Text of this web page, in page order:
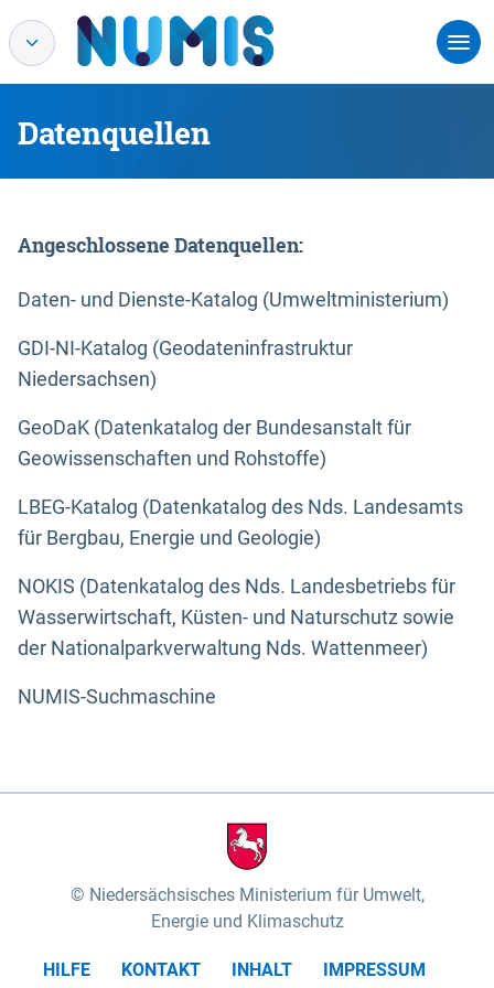
Datenquellen
Angeschlossene Datenquellen:
Daten- und Dienste-Katalog (Umweltministerium)
GDI-NI-Katalog (Geodateninfrastruktur
Niedersachsen)
GeoDaK (Datenkatalog der Bundesanstalt für
Geowissenschaften und Rohstoffe)
LBEG-Katalog (Datenkatalog des Nds. Landesamts
für Bergbau, Energie und Geologie)
NOKIS (Datenkatalog des Nds. Landesbetriebs für
Wasserwirtschaft, Küsten- und Naturschutz sowie
der Nationalparkverwaltung Nds. Wattenmeer)
NUMIS-Suchmaschine
Niedersächsisches Ministerium für Umwelt,
Energie und Klimaschutz
HILFE KONTAKT INHALT
IMPRESSUM